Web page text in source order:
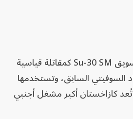
وتسعى روسيا إلى تسويق Su-30 SM كمقاتلة قياسية
السوفيتي السابق، وتستخدمها
تُعد كازاخستان أكبر مشغل أجنبي